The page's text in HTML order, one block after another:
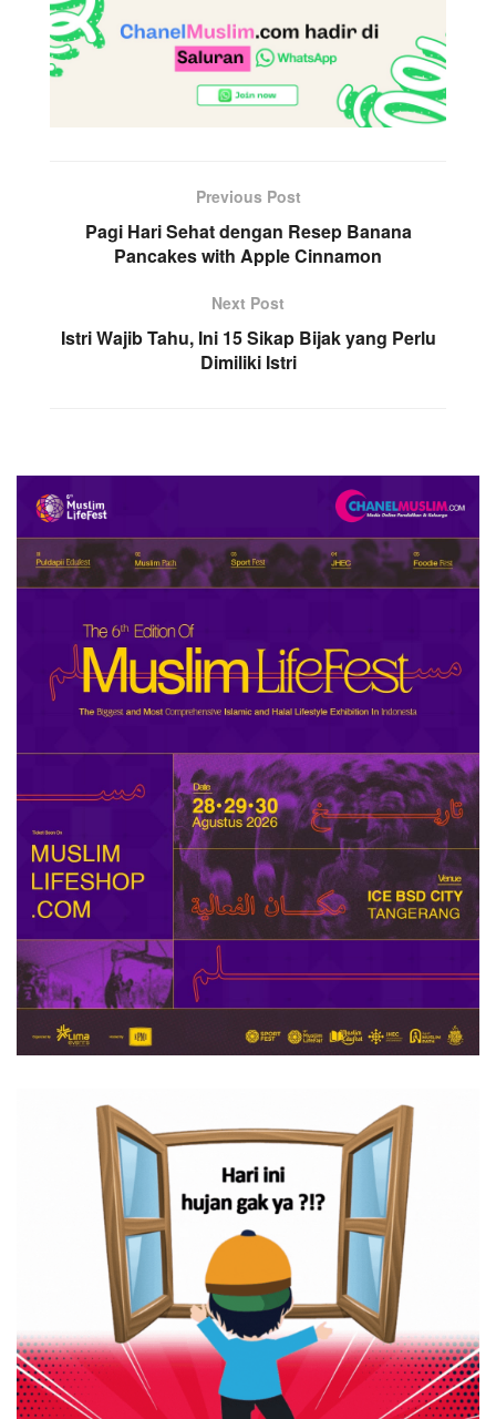
Previous Post
Pagi Hari Sehat dengan Resep Banana
Pancakes with Apple Cinnamon
Next Post
Istri Wajib Tahu, Ini 15 Sikap Bijak yang Perlu
Dimiliki Istri